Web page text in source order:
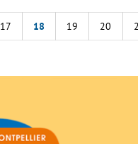
17 18 19 20